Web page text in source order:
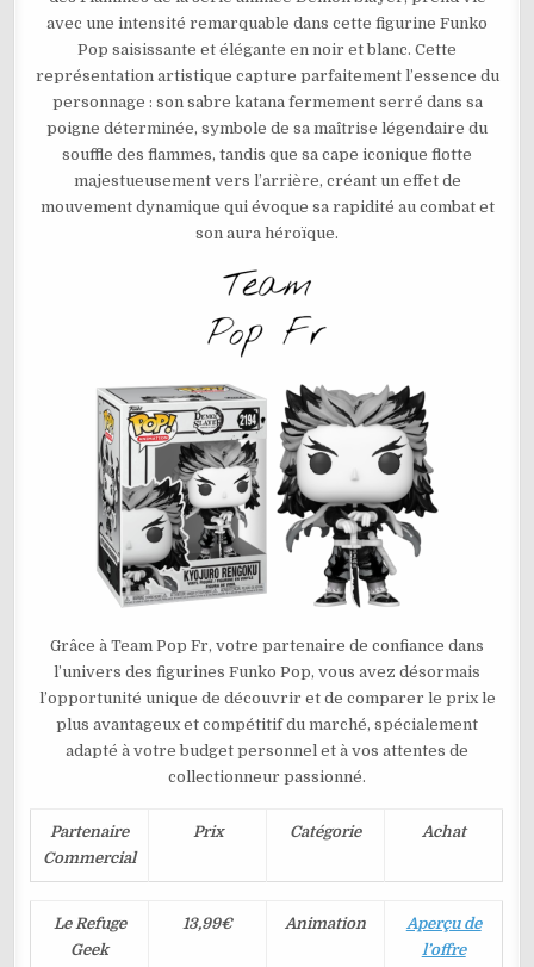
KYOJURO
RENGOKU
N°2194
avec une intensité remarquable dans cette figurine Funko
Pop saisissante et élégante en noir et blanc. Cette
représentation artistique capture parfaitement l’essence du
personnage : son sabre katana fermement serré dans sa
poigne déterminée, symbole de sa maîtrise légendaire du
souffle des flammes, tandis que sa cape iconique flotte
majestueusement vers l’arrière, créant un effet de
mouvement dynamique qui évoque sa rapidité au combat et
son aura héroïque.
Grâce à Team Pop Fr, votre partenaire de confiance dans
l’univers des figurines Funko Pop, vous avez désormais
l’opportunité unique de découvrir et de comparer le prix le
plus avantageux et compétitif du marché, spécialement
adapté à votre budget personnel et à vos attentes de
collectionneur passionné.
Partenaire
Commercial
Prix Catégorie Achat
Le Refuge
Geek
13,99€ Animation
Aperçu de
l’offre